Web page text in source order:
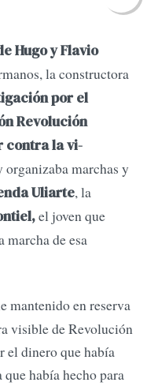
Hugo y Flavio
la construc­tora
por el
Revolución
contra la vi­
marchas y
Uliar­te, la
el joven que
marcha de esa
mantenido en reserva
visible de Revolución
el dinero que había
había hecho para